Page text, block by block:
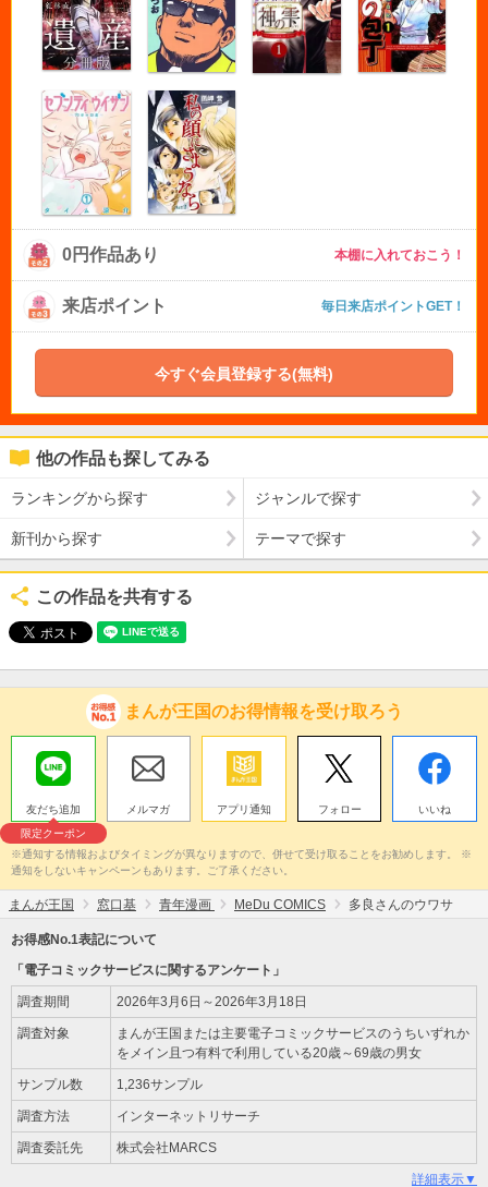
0円作品あり 本棚に入れておこう！
来店ポイント 毎日来店ポイントGET！
今すぐ会員登録する(無料)
他の作品も探してみる
ランキングから探す ジャンルで探す
新刊から探す テーマで探す
この作品を共有する
まんが王国のお得情報を受け取ろう
友だち追加
限定クーポン
メルマガ アプリ通知 フォロー いいね
※通知する情報およびタイミングが異なりますので、併せて受け取ることをお勧めします。 ※
通知をしないキャンペーンもあります。ご了承ください。
まんが王国 窓口基 青年漫画 MeDu COMICS 多良さんのウワサ
お得感No.1表記について
「電子コミックサービスに関するアンケート」
調査期間 2026年3月6日～2026年3月18日
調査対象
まんが王国または主要電子コミックサービスのうちいずれか
をメイン且つ有料で利用している20歳～69歳の男女
サンプル数 1,236サンプル
調査方法 インターネットリサーチ
調査委託先 株式会社MARCS
詳細表示▼